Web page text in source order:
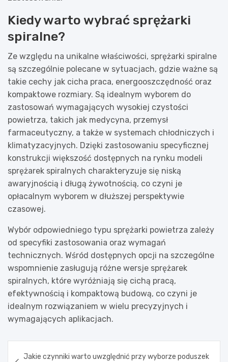
Kiedy warto wybrać sprężarki
spiralne?
Ze względu na unikalne właściwości, sprężarki spiralne
są szczególnie polecane w sytuacjach, gdzie ważne są
takie cechy jak cicha praca, energooszczędność oraz
kompaktowe rozmiary. Są idealnym wyborem do
zastosowań wymagających wysokiej czystości
powietrza, takich jak medycyna, przemysł
farmaceutyczny, a także w systemach chłodniczych i
klimatyzacyjnych. Dzięki zastosowaniu specyficznej
konstrukcji większość dostępnych na rynku modeli
sprężarek spiralnych charakteryzuje się niską
awaryjnością i długą żywotnością, co czyni je
opłacalnym wyborem w dłuższej perspektywie
czasowej.
Wybór odpowiedniego typu sprężarki powietrza zależy
od specyfiki zastosowania oraz wymagań
technicznych. Wśród dostępnych opcji na szczególne
wspomnienie zasługują różne wersje sprężarek
spiralnych, które wyróżniają się cichą pracą,
efektywnością i kompaktową budową, co czyni je
idealnym rozwiązaniem w wielu precyzyjnych i
wymagających aplikacjach.
Jakie czynniki warto uwzględnić przy wyborze poduszek